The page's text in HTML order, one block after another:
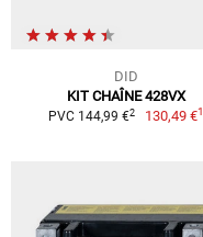
DID
KIT CHAÎNE 428VX
PVC 144,99 €2 130,49 €1